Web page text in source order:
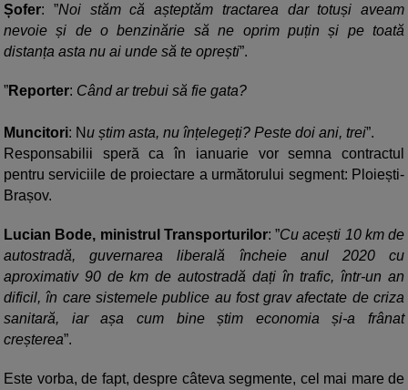
Șofer: ”Noi stăm că așteptăm tractarea dar totuși aveam
nevoie și de o benzinărie să ne oprim puțin și pe toată
distanța asta nu ai unde să te oprești”.
”Reporter: Când ar trebui să fie gata?
Muncitori: Nu știm asta, nu înțelegeți? Peste doi ani, trei”.
Responsabilii speră ca în ianuarie vor semna contractul
pentru serviciile de proiectare a următorului segment: Ploiești-
Brașov.
Lucian Bode, ministrul Transporturilor: ”Cu acești 10 km de
autostradă, guvernarea liberală încheie anul 2020 cu
aproximativ 90 de km de autostradă dați în trafic, într-un an
dificil, în care sistemele publice au fost grav afectate de criza
sanitară, iar așa cum bine știm economia și-a frânat
creșterea”.
Este vorba, de fapt, despre câteva segmente, cel mai mare de